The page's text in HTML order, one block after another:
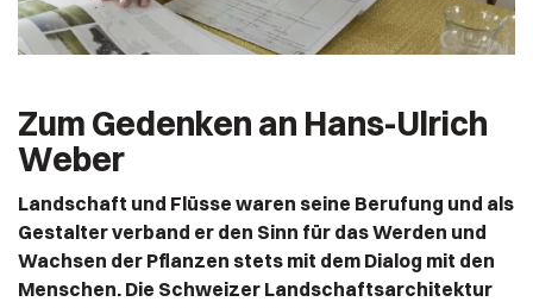
Zum Gedenken an Hans-Ulrich
Weber
Landschaft und Flüsse waren seine Berufung und als
Gestalter verband er den Sinn für das Werden und
Wachsen der Pflanzen stets mit dem Dialog mit den
Menschen. Die Schweizer Landschaftsarchitektur